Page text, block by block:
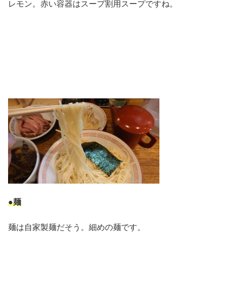
レモン。赤い容器はスープ割用スープですね。
●麺
麺は自家製麺だそう。細めの麺です。